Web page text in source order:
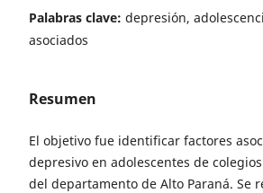
Palabras clave: depresión,
asociados
Resumen
El objetivo fue identificar factores
depresivo en adolescentes de
del departamento de Alto Paraná. Se